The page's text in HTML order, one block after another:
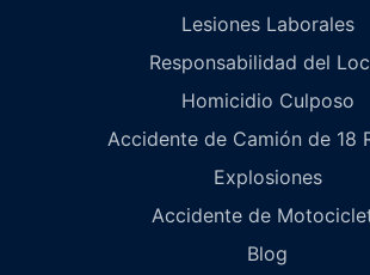
Lesiones Laborales
Responsabilidad del
Homicidio Culposo
Accidente de Camión de 18
Explosiones
Accidente de
Blog